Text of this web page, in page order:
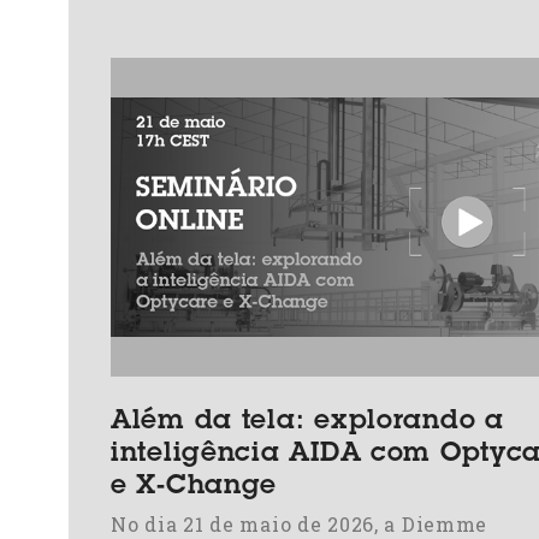
Além da tela: explorando a
inteligência AIDA com
e X-Change
No dia 21 de maio de 2026, a Diemme